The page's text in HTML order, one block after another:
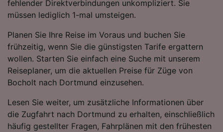
fehlender Direktverbindungen unkompliziert. Sie
müssen lediglich 1-mal umsteigen.
Planen Sie Ihre Reise im Voraus und buchen Sie
frühzeitig, wenn Sie die günstigsten Tarife ergattern
wollen. Starten Sie einfach eine Suche mit unserem
Reiseplaner, um die aktuellen Preise für Züge von
Bocholt nach Dortmund einzusehen.
Lesen Sie weiter, um zusätzliche Informationen über
die Zugfahrt nach Dortmund zu erhalten, einschließlich
häufig gestellter Fragen, Fahrplänen mit den frühesten
Wir und unsere Partner verarbeiten Daten, um
Folgendes bereitzustellen:
Endgeräteeigenschaften zur Identifikation
aktiv abfragen. Speichern von oder Zugriff auf
Informationen auf einem Endgerät.
Personalisierte Werbung und Inhalte, Messung
von Werbeleistung und der Performance von
Inhalten, Zielgruppenforschung sowie
Angeboten.
Liste der Partner (Lieferanten)